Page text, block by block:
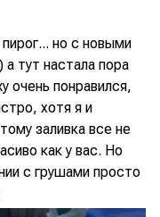
но с новыми
тут настала пора
очень понравился,
хотя я и
заливка все не
как у вас. Но
с грушами просто